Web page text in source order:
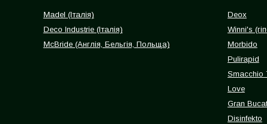
Madel (Італія)
Deco Industrie (Італія)
McBride (Англія, Бельгія, Польща)
Deox
Winni's
Morbido
Pulirapid
Smacchio
Love
Gran
Disinfekto